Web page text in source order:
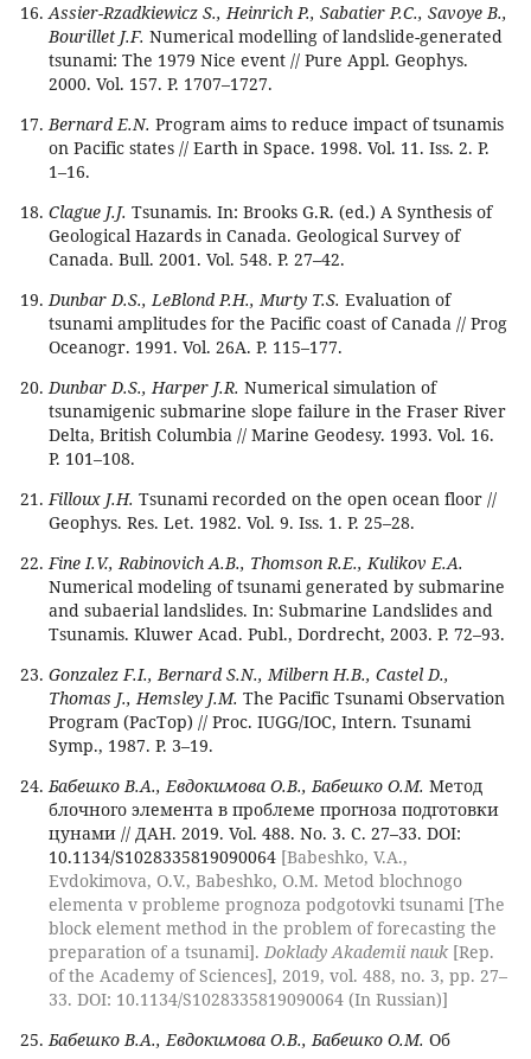
Assier-Rzadkiewicz S., Heinrich P., Sabatier P.C., Savoye B.,
Bourillet J.F. Numerical modelling of landslide-generated
tsunami: The 1979 Nice event // Pure Appl. Geophys.
2000. Vol. 157. P. 1707–1727.
Bernard E.N. Program aims to reduce impact of tsunamis
on Pacific states // Earth in Space. 1998. Vol. 11. Iss. 2. P.
1–16.
Clague J.J. Tsunamis. In: Brooks G.R. (ed.) A Synthesis of
Geological Hazards in Canada. Geological Survey of
Canada. Bull. 2001. Vol. 548. P. 27–42.
Dunbar D.S., LeBlond P.H., Murty T.S. Evaluation of
tsunami amplitudes for the Pacific coast of Canada // Prog
Oceanogr. 1991. Vol. 26A. P. 115–177.
Dunbar D.S., Harper J.R. Numerical simulation of
tsunamigenic submarine slope failure in the Fraser River
Delta, British Columbia // Marine Geodesy. 1993. Vol. 16.
P. 101–108.
Filloux J.H. Tsunami recorded on the open ocean floor //
Geophys. Res. Let. 1982. Vol. 9. Iss. 1. P. 25–28.
Fine I.V., Rabinovich A.B., Thomson R.E., Kulikov E.A.
Numerical modeling of tsunami generated by submarine
and subaerial landslides. In: Submarine Landslides and
Tsunamis. Kluwer Acad. Publ., Dordrecht, 2003. P. 72–93.
Gonzalez F.I., Bernard S.N., Milbern H.B., Castel D.,
Thomas J., Hemsley J.M. The Pacific Tsunami Observation
Program (PacTop) // Proc. IUGG/IOC, Intern. Tsunami
Symp., 1987. P. 3–19.
Бабешко В.А., Евдокимова О.В., Бабешко О.M. Метод
блочного элемента в проблеме прогноза подготовки
цунами // ДАН. 2019. Vol. 488. No. 3. С. 27–33. DOI:
10.1134/S1028335819090064 [Babeshko, V.A.,
Evdokimova, O.V., Babeshko, O.M. Metod blochnogo
elementa v probleme prognoza podgotovki tsunami [The
block element method in the problem of forecasting the
preparation of a tsunami]. Doklady Akademii nauk[Rep.
of the Academy of Sciences], 2019, vol. 488, no. 3, pp. 27–
33. DOI: 10.1134/S1028335819090064 (In Russian)]
Бабешко В.А., Евдокимова О.В., Бабешко О.М. Об